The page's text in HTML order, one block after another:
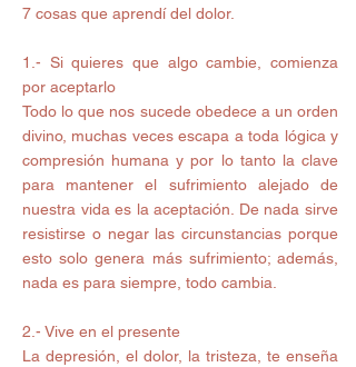
7 cosas que aprendí del dolor.
1.- Si quieres que algo cambie, comienza
por aceptarlo
Todo lo que nos sucede obedece a un orden
divino, muchas veces escapa a toda lógica y
compresión humana y por lo tanto la clave
para mantener el sufrimiento alejado de
nuestra vida es la aceptación. De nada sirve
resistirse o negar las circunstancias porque
esto solo genera más sufrimiento; además,
nada es para siempre, todo cambia.
2.- Vive en el presente
La depresión, el dolor, la tristeza, te enseña